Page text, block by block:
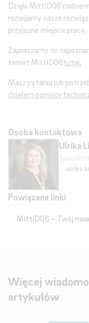
Dzięki MittID06
rozwijamy nasze
przyjazne miejsca pracy.
Zapraszamy do
temat MittID06tutaj.
Masz pytania lub
działem pomocy
Osoba kontaktowa
Ulrika
Powiązane linki
MittID06 – Twój
Więcej
artykułów